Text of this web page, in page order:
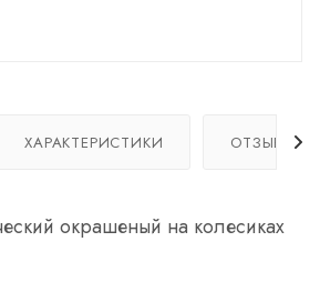
ХАРАКТЕРИСТИКИ ОТЗЫВЫ
окрашеный на колесиках